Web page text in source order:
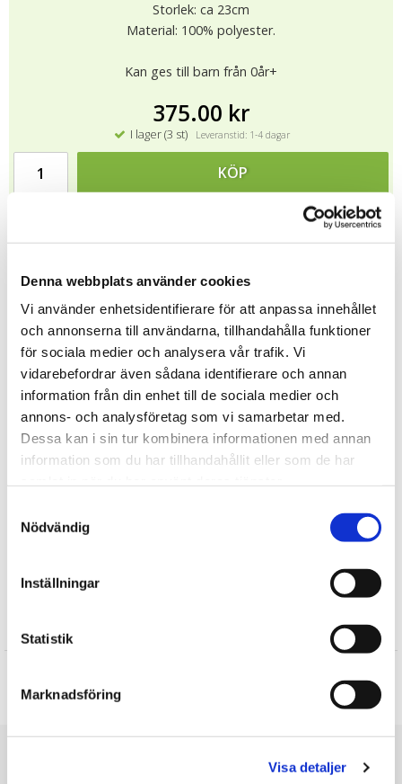
Denna webbplats använder cookies
Vi använder enhetsidentifierare för att anpassa innehållet
och annonserna till användarna, tillhandahålla funktioner
för sociala medier och analysera vår trafik. Vi
vidarebefordrar även sådana identifierare och annan
information från din enhet till de sociala medier och
annons- och analysföretag som vi samarbetar med.
Dessa kan i sin tur kombinera informationen med annan
information som du har tillhandahållit eller som de har
Nödvändig
Inställningar
Statistik
Marknadsföring
Visa detaljer
Storlek: ca 23cm
Material: 100% polyester.
Kan ges till barn från 0år+
375.00 kr
I lager (3 st) Leveranstid: 1-4 dagar
KÖP
Alla mjuka djur från WWF är CE-märkta och testade enligt EN71-
standard (EU’s regelverk för säkerhet för leksaker), dvs de
innehåller inga farliga kemikalier, har dragfasta detaljer och är
flamsäkra. Alla WWF-djur kan ges till barn från 0år+
Tipsa
Upptäck mer
Mjukisdjur
Välgörenhetsnallar /Mjuka Djur
Gosedjur